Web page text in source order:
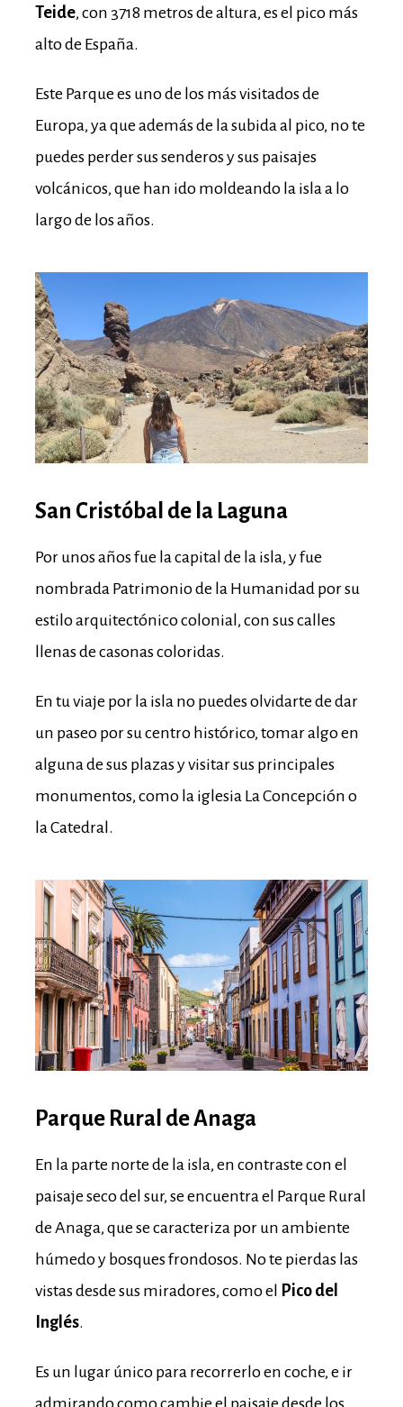
Teide, con 3718 metros de altura, es el pico más
alto de España.
Este Parque es uno de los más visitados de
Europa, ya que además de la subida al pico, no te
puedes perder sus senderos y sus paisajes
volcánicos, que han ido moldeando la isla a lo
largo de los años.
San Cristóbal de la Laguna
Por unos años fue la capital de la isla, y fue
nombrada Patrimonio de la Humanidad por su
estilo arquitectónico colonial, con sus calles
llenas de casonas coloridas.
En tu viaje por la isla no puedes olvidarte de dar
un paseo por su centro histórico, tomar algo en
alguna de sus plazas y visitar sus principales
monumentos, como la iglesia La Concepción o
la Catedral.
Parque Rural de Anaga
En la parte norte de la isla, en contraste con el
paisaje seco del sur, se encuentra el Parque Rural
de Anaga, que se caracteriza por un ambiente
húmedo y bosques frondosos. No te pierdas las
vistas desde sus miradores, como el Pico del
Inglés.
Es un lugar único para recorrerlo en coche, e ir